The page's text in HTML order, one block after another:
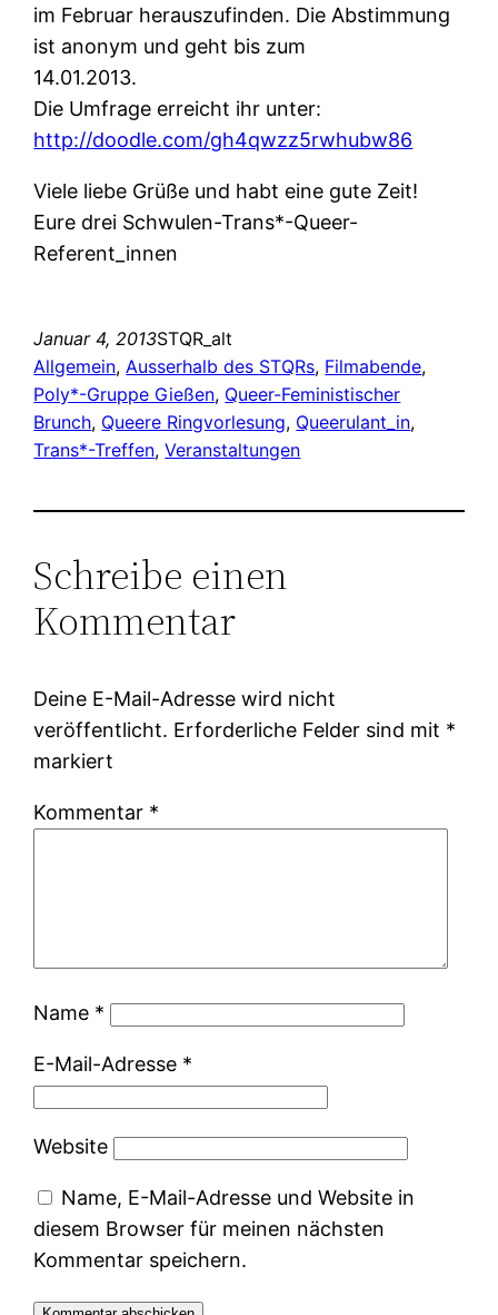
im Februar herauszufinden. Die Abstimmung
ist anonym und geht bis zum
14.01.2013.
Die Umfrage erreicht ihr unter:
http://doodle.com/gh4qwzz5rwhubw86
Viele liebe Grüße und habt eine gute Zeit!
Eure drei Schwulen-Trans*-Queer-
Referent_innen
Januar 4, 2013STQR_alt
Allgemein, Ausserhalb des STQRs, Filmabende
Poly*-Gruppe Gießen, Queer-Feministischer
Brunch, Queere Ringvorlesung, Queerulant_in
Trans*-Treffen, Veranstaltungen
Schreibe einen
Kommentar
Deine E-Mail-Adresse wird nicht
veröffentlicht. Erforderliche Felder sind mit *
markiert
Kommentar *
Name *
E-Mail-Adresse *
Website
Name, E-Mail-Adresse und Website in
diesem Browser für meinen nächsten
Kommentar speichern.